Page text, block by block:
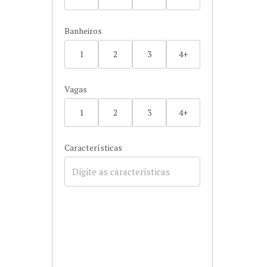
Banheiros
1 2 3 4+
Vagas
1 2 3 4+
Características